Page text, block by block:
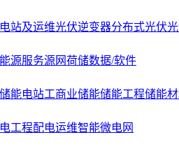
站及运维光伏逆变器分布式光伏
源服务源网荷储数据/软件
储能电站工商业储能储能工程储能
工程配电运维智能微电网